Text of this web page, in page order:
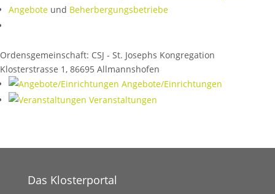
Angebote und Beherbergungsbetriebe
Ordensgemeinschaft: CSJ - St. Josephs Kongregation
Klosterstrasse 1, 86695 Allmannshofen
Angebote/Einrichtungen
Veranstaltungen
Das Klosterportal